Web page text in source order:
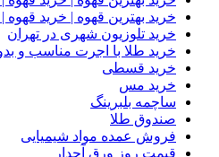
خرید بهترین قهوه | خرید قهوه
خرید تلوزیون شهری در تهران
خرید طلا با اجرت مناسب و
خرید قسطی
خرید مس
ساچمه بلبرینگ
صندوق طلا
فروش عمده مواد شیمیایی
قیمت روز ورق آجدار